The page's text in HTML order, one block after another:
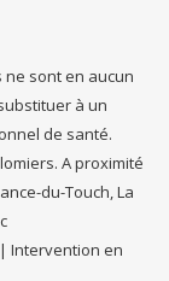
ne sont en aucun
à un
de santé.
A proximité
du-Touch, La
Intervention en